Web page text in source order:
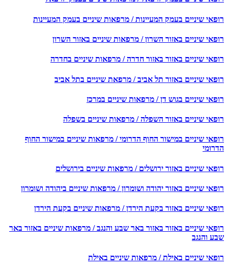
שיניים בעמק המעיינות / מרפאות שיניים בעמק המעיינות
שיניים באזור השרון / מרפאות שיניים באזור השרון
שיניים באזור באזור חדרה / מרפאות שיניים בחדרה
שיניים באזור תל אביב / מרפאת שיניים בתל אביב
שיניים בגוש דן / מרפאות שיניים במרכז
שיניים באזור השפלה / מרפאות שיניים בשפלה
שיניים במישור החוף הדרומי / מרפאות שיניים במישור החוף
שיניים באזור ירושלים / מרפאות שיניים בירושלים
שיניים באזור יהודה ושומרון / מרפאות שיניים ביהודה ושומרון
שיניים באזור בקעת הירדן / מרפאות שיניים בקעת הירדן
שיניים באזור באזור באר שבע והנגב / מרפאות שיניים באזור באר
והנגב
שיניים באילת / מרפאות שיניים באילת